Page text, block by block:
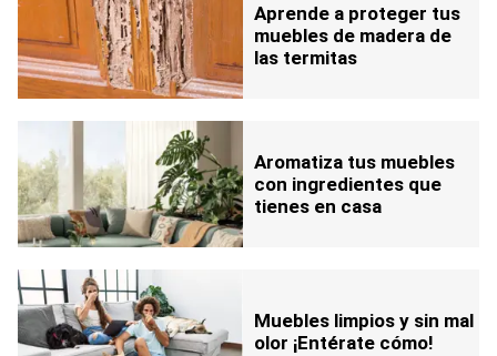
Aprende a proteger tus
muebles de madera de
las termitas
Aromatiza tus muebles
con ingredientes que
tienes en casa
Muebles limpios y sin mal
olor ¡Entérate cómo!